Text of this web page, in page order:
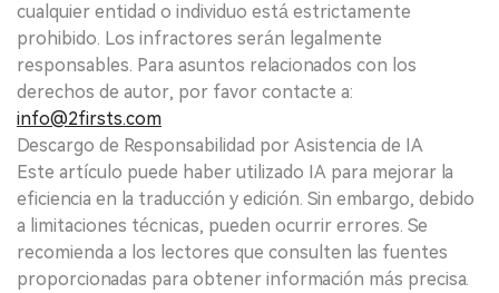
cualquier entidad o individuo está estrictamente
prohibido. Los infractores serán legalmente
responsables. Para asuntos relacionados con los
derechos de autor, por favor contacte a:
info@2firsts.com
Descargo de Responsabilidad por Asistencia de IA
Este artículo puede haber utilizado IA para mejorar la
eficiencia en la traducción y edición. Sin embargo, debido
a limitaciones técnicas, pueden ocurrir errores. Se
recomienda a los lectores que consulten las fuentes
proporcionadas para obtener información más precisa.